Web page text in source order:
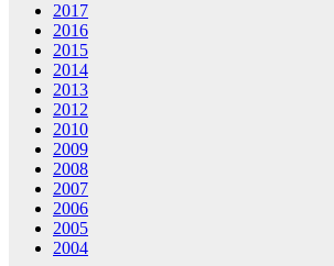
2017
2016
2015
2014
2013
2012
2010
2009
2008
2007
2006
2005
2004